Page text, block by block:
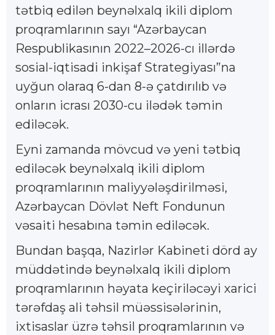
tətbiq edilən beynəlxalq ikili diplom
proqramlarının sayı “Azərbaycan
Respublikasının 2022–2026-cı illərdə
sosial-iqtisadi inkişaf Strategiyası”na
uyğun olaraq 6-dan 8-ə çatdırılıb və
onların icrası 2030-cu ilədək təmin
ediləcək.
Eyni zamanda mövcud və yeni tətbiq
ediləcək beynəlxalq ikili diplom
proqramlarının maliyyələşdirilməsi,
Azərbaycan Dövlət Neft Fondunun
vəsaiti hesabına təmin ediləcək.
Bundan başqa, Nazirlər Kabineti dörd ay
müddətində beynəlxalq ikili diplom
proqramlarının həyata keçiriləcəyi xarici
tərəfdaş ali təhsil müəssisələrinin,
ixtisaslar üzrə təhsil proqramlarının və